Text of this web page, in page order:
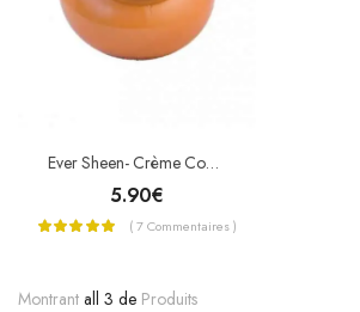
Ever Sheen- Crème Cocoa Butter
5.90€
( 7 Commentaires )
Montrant all 3 de Produits